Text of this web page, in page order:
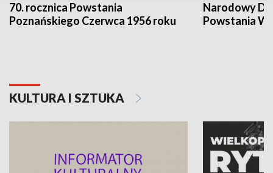
70. rocznica Powstania
Poznańskiego Czerwca 1956 roku
Narodowy
Powstania
KULTURA I SZTUKA